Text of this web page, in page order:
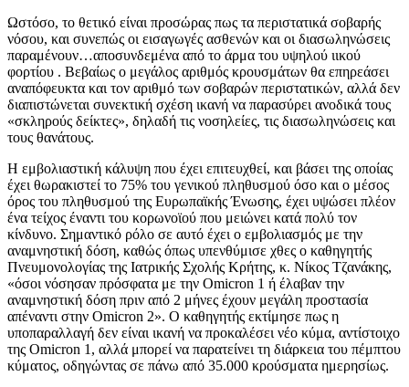
Ωστόσο, το θετικό είναι προσώρας πως τα περιστατικά σοβαρής
νόσου, και συνεπώς οι εισαγωγές ασθενών και οι διασωληνώσεις
παραμένουν…αποσυνδεμένα από το άρμα του υψηλού ιικού
φορτίου . Βεβαίως ο μεγάλος αριθμός κρουσμάτων θα επηρεάσει
αναπόφευκτα και τον αριθμό των σοβαρών περιστατικών, αλλά δεν
διαπιστώνεται συνεκτική σχέση ικανή να παρασύρει ανοδικά τους
«σκληρούς δείκτες», δηλαδή τις νοσηλείες, τις διασωληνώσεις και
τους θανάτους.
Η εμβολιαστική κάλυψη που έχει επιτευχθεί, και βάσει της οποίας
έχει θωρακιστεί το 75% του γενικού πληθυσμού όσο και ο μέσος
όρος του πληθυσμού της Ευρωπαϊκής Ένωσης, έχει υψώσει πλέον
ένα τείχος έναντι του κορωνοϊού που μειώνει κατά πολύ τον
κίνδυνο. Σημαντικό ρόλο σε αυτό έχει ο εμβολιασμός με την
αναμνηστική δόση, καθώς όπως υπενθύμισε χθες ο καθηγητής
Πνευμονολογίας της Ιατρικής Σχολής Κρήτης, κ. Νίκος Τζανάκης,
«όσοι νόσησαν πρόσφατα με την Omicron 1 ή έλαβαν την
αναμνηστική δόση πριν από 2 μήνες έχουν μεγάλη προστασία
απέναντι στην Omicron 2». O καθηγητής εκτίμησε πως η
υποπαραλλαγή δεν είναι ικανή να προκαλέσει νέο κύμα, αντίστοιχο
της Omicron 1, αλλά μπορεί να παρατείνει τη διάρκεια του πέμπτου
κύματος, οδηγώντας σε πάνω από 35.000 κρούσματα ημερησίως.